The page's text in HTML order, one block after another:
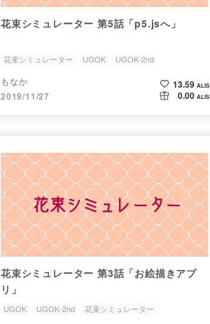
花束シミュレーター 第5話「p5.jsへ」
花束シミュレーター UGOK UGOK-2nd
もなか
2019/11/27
13.59 ALIS
0.00 ALIS
花束シミュレーター 第3話「お絵描きアプ
リ」
UGOK UGOK-2nd 花束シミュレーター